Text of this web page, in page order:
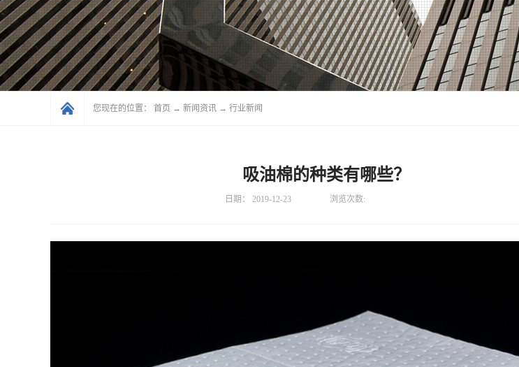
您现在的位置： 首页 → 新闻资讯 → 行业新闻
吸油棉的种类有哪些？
日期： 2019-12-23 浏览次数: